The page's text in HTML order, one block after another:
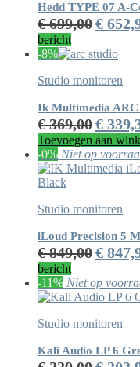
Hedd TYPE 07 A-
€699,00
prijs
was:
€ 699,00.
€
bericht
-8%
Studio monitoren
Ik Multimedia ARC
€369,00
prijs
was:
€
€
Toevoegen aan
-0% Niet op
Studio monitoren
iLoud Precision 5
€849,00
prijs
was:
€
€
bericht
-11% Niet op
Studio monitoren
Kali Audio LP 6